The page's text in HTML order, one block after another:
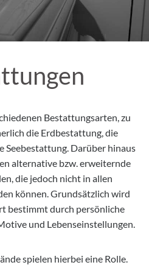
Bestattungsarten, zu
die Erdbestattung, die
Seebestattung. Darüber hinaus
alternative bzw. erweiternde
die jedoch nicht in allen
können. Grundsätzlich wird
bestimmt durch persönliche
und Lebenseinstellungen.
spielen hierbei eine Rolle.